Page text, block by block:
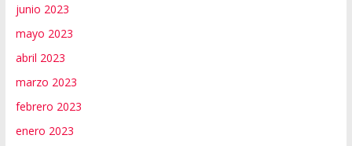
junio 2023
mayo 2023
abril 2023
marzo 2023
febrero 2023
enero 2023